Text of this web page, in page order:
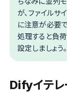
が、ファイル
に注意が必要
処理すると負
設定しましょう。
Difyイテレ